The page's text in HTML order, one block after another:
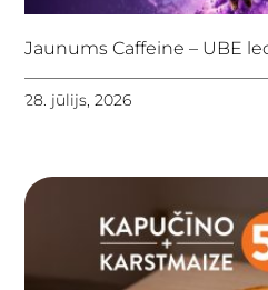
Jaunums Caffeine – UBE
28. jūlijs, 2026